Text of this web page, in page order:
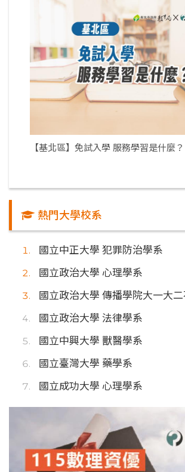
【基北區】免試入學 服務學習是什麼？
熱門大學校系
國立中正大學 犯罪防治學系
國立政治大學 心理學系
國立政治大學 傳播學院大一大
國立政治大學 法律學系
國立中興大學 獸醫學系
國立臺灣大學 藥學系
國立成功大學 心理學系